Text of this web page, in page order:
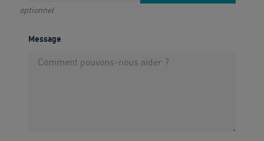
05 57
92 18
10
optionnel
Message